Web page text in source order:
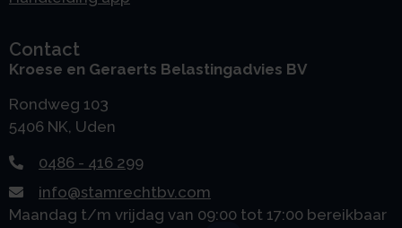
Contact
Kroese en Geraerts Belastingadvies BV
Rondweg 103
5406 NK, Uden
0486 - 416 299
info@stamrechtbv.com
Maandag t/m vrijdag van 09:00 tot 17:00 bereikbaar